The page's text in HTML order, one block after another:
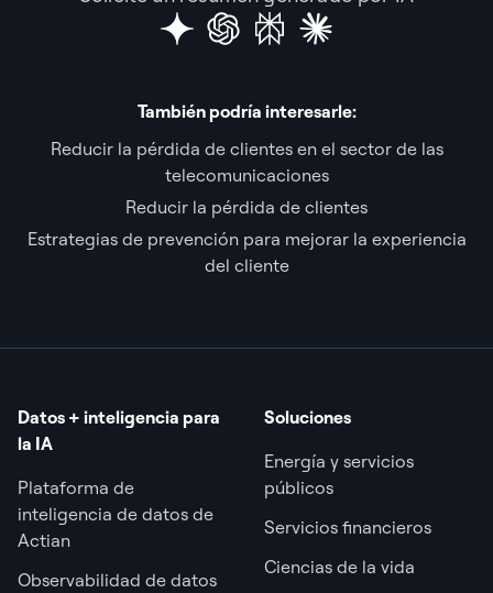
También podría interesarle:
Reducir la pérdida de clientes en el sector de las
telecomunicaciones
Reducir la pérdida de clientes
Estrategias de prevención para mejorar la experiencia
del cliente
Datos + inteligencia para
la IA
Plataforma de
inteligencia de datos de
Actian
Observabilidad de datos
Soluciones
Energía y servicios
públicos
Servicios financieros
Ciencias de la vida